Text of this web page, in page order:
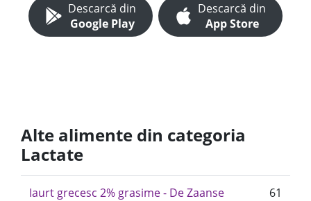
Descarcă din
Google Play
Descarcă din
App Store
Alte alimente din categoria
Lactate
Iaurt grecesc 2% grasime - De Zaanse
61